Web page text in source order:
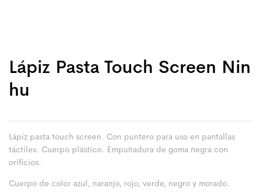
Lápiz Pasta Touch Screen Nin
Hu
Lápiz pasta touch screen. Con puntero para uso en pantallas
táctiles. Cuerpo plástico. Empuñadura de goma negra con
orificios.
Cuerpo de color azul, naranjo, rojo, verde, negro y morado.